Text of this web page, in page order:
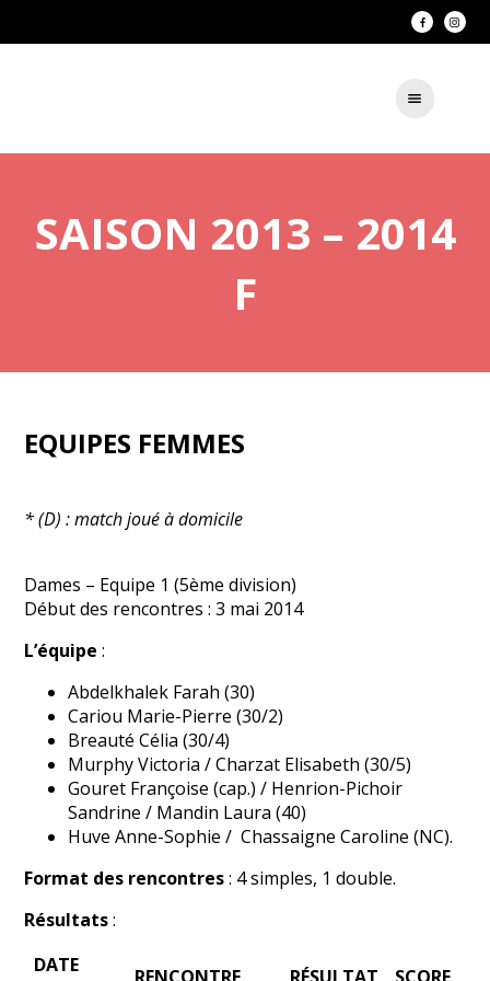
SAISON 2013 – 2014
F
EQUIPES FEMMES
* (D) : match joué à domicile
Dames – Equipe 1 (5ème division)
Début des rencontres : 3 mai 2014
L’équipe:
Abdelkhalek Farah (30)
Cariou Marie-Pierre (30/2)
Breauté Célia (30/4)
Murphy Victoria / Charzat Elisabeth (30/5)
Gouret Françoise (cap.) / Henrion-Pichoir
Sandrine / Mandin Laura (40)
Huve Anne-Sophie / Chassaigne Caroline (NC).
Format des rencontres: 4 simples, 1 double.
Résultats:
DATE
RENCONTRE RÉSULTAT SCORE